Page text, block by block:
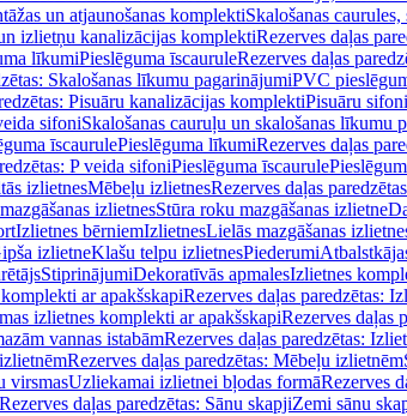
un atjaunošanas komplektiSkalošanas
izlietņu kanalizācijas komplektiRezerves daļas
līkumiPieslēguma īscauruleRezerves daļas
Skalošanas līkumu pagarinājumiPVC
Pisuāru kanalizācijas komplektiPisuāru sifoni
sifoniSkalošanas cauruļu un skalošanas līkumu
īscaurulePieslēguma līkumiRezerves daļas
P veida sifoniPieslēguma īscaurule
izlietnesMēbeļu izlietnesRezerves daļas
izlietnesStūra roku mazgāšanas izlietne
Izlietnes bērniemIzlietnesLielās mazgāšanas
izlietneKlašu telpu izlietnesPiederumi
StiprinājumiDekoratīvās apmalesIzlietnes
ar apakšskapiRezerves daļas paredzētas:
izlietnes komplekti ar apakšskapiRezerves daļas
vannas istabāmRezerves daļas paredzētas:
Rezerves daļas paredzētas: Mēbeļu izlietnēm
virsmasUzliekamai izlietnei bļodas formāRezerves
Rezerves daļas paredzētas: Sānu skapjiZemi sānu